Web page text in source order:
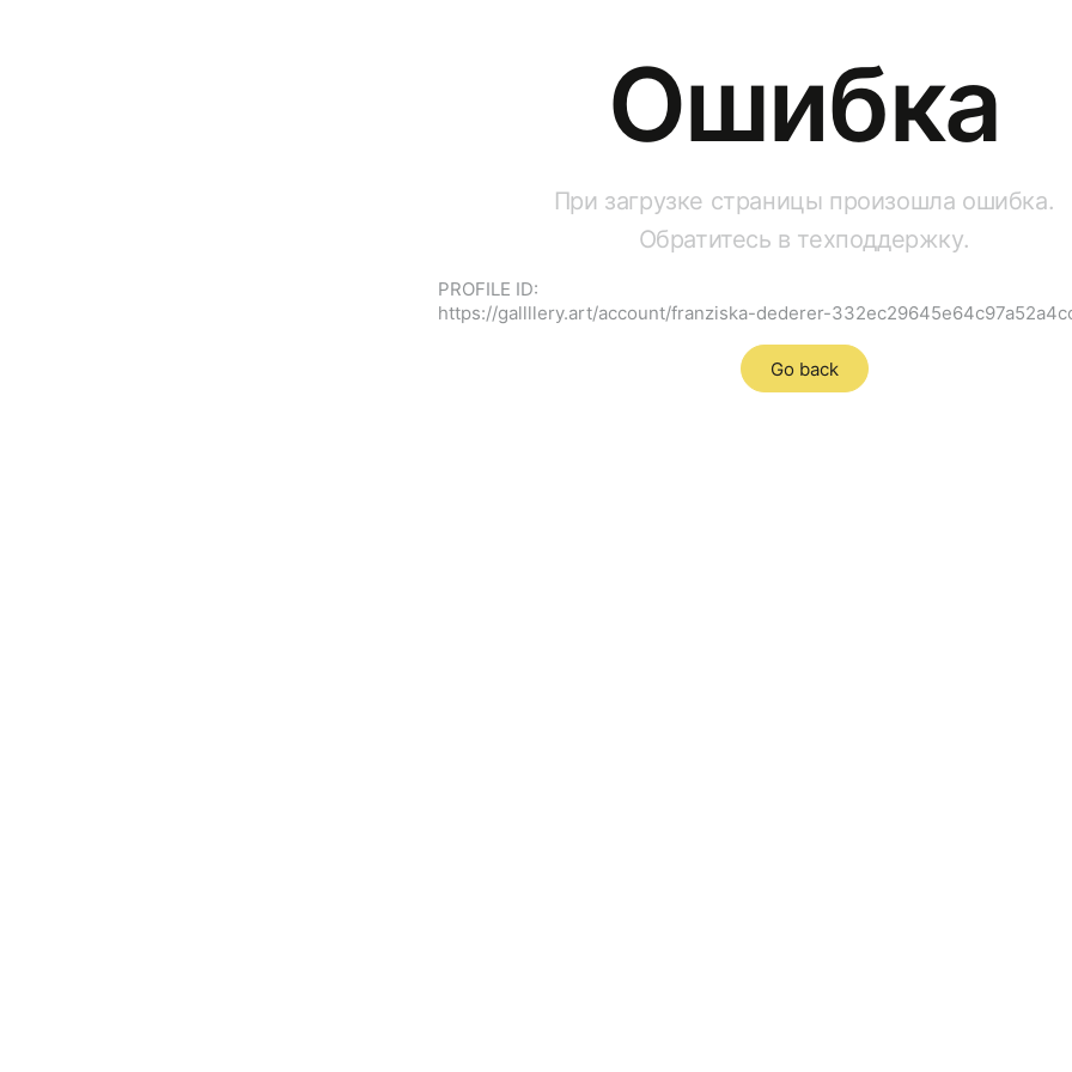
Ошибка
При загрузке страницы произошла ошибка.
Обратитесь в техподдержку.
PROFILE ID:
https://gallllery.art/account/franziska-dederer-
Go back